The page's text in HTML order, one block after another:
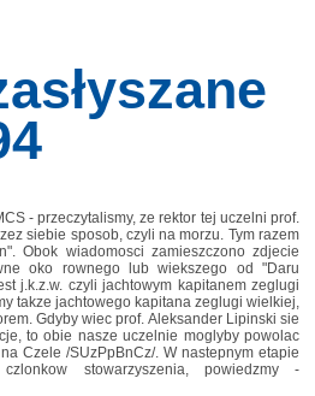
- przeczytalismy, ze rektor tej uczelni prof.
siebie sposob, czyli na morzu. Tym razem
Obok wiadomosci zamieszczono zdjecie
oko rownego lub wiekszego od "Daru
j.k.z.w. czyli jachtowym kapitanem zeglugi
takze jachtowego kapitana zeglugi wielkiej,
Gdyby wiec prof. Aleksander Lipinski sie
to obie nasze uczelnie moglyby powolac
Czele /SUzPpBnCz/. W nastepnym etapie
stowarzyszenia, powiedzmy -